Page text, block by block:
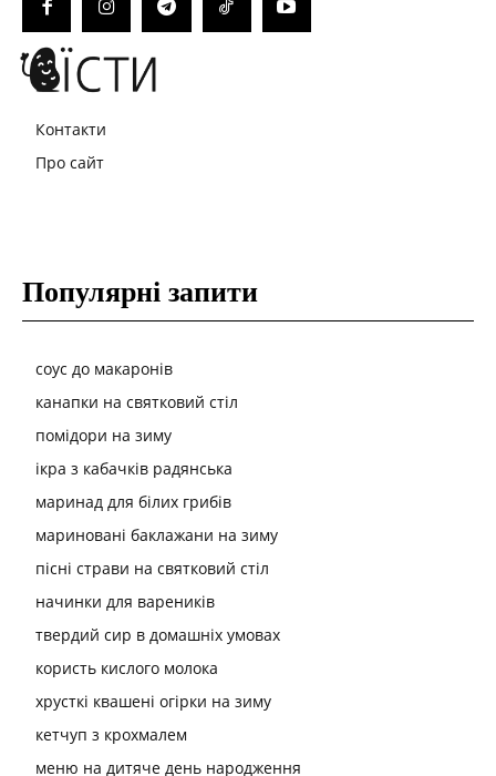
Контакти
Про сайт
Популярні запити
соус до макаронів
канапки на святковий стіл
помідори на зиму
ікра з кабачків радянська
маринад для білих грибів
мариновані баклажани на зиму
пісні страви на святковий стіл
начинки для вареників
твердий сир в домашніх умовах
користь кислого молока
хрусткі квашені огірки на зиму
кетчуп з крохмалем
меню на дитяче день народження